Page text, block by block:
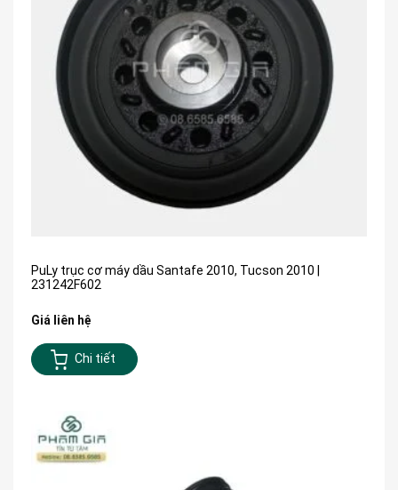
PuLy trục cơ máy dầu Santafe 2010, Tucson 2010 |
231242F602
Giá liên hệ
Chi tiết